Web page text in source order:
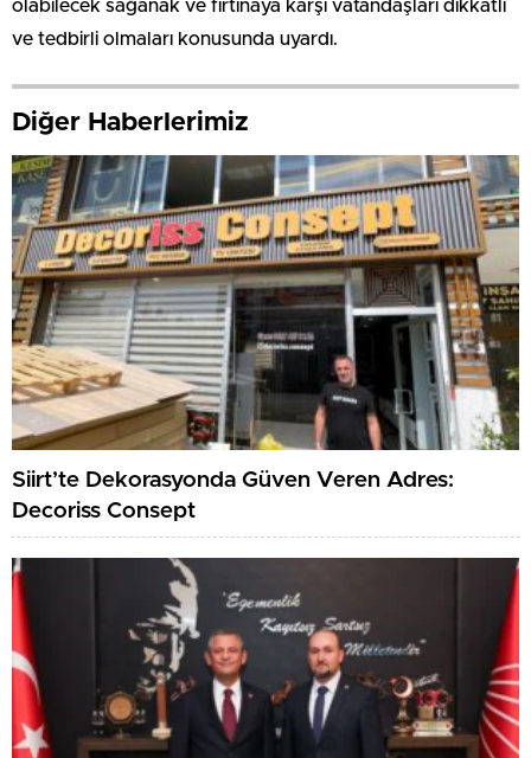
olabilecek sağanak ve fırtınaya karşı vatandaşları dikkatli
ve tedbirli olmaları konusunda uyardı.
Diğer Haberlerimiz
Siirt’te Dekorasyonda Güven Veren Adres:
Decoriss Consept